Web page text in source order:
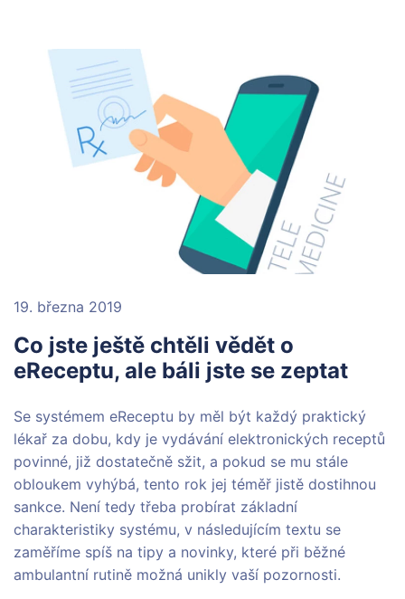
19. března 2019
Co jste ještě chtěli vědět o
eReceptu, ale báli jste se zeptat
Se systémem eReceptu by měl být každý praktický
lékař za dobu, kdy je vydávání elektronických receptů
povinné, již dostatečně sžit, a pokud se mu stále
obloukem vyhýbá, tento rok jej téměř jistě dostihnou
sankce. Není tedy třeba probírat základní
charakteristiky systému, v následujícím textu se
zaměříme spíš na tipy a novinky, které při běžné
ambulantní rutině možná unikly vaší pozornosti.